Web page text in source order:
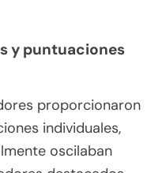
y puntuaciones
proporcionaron
individuales,
oscilaban